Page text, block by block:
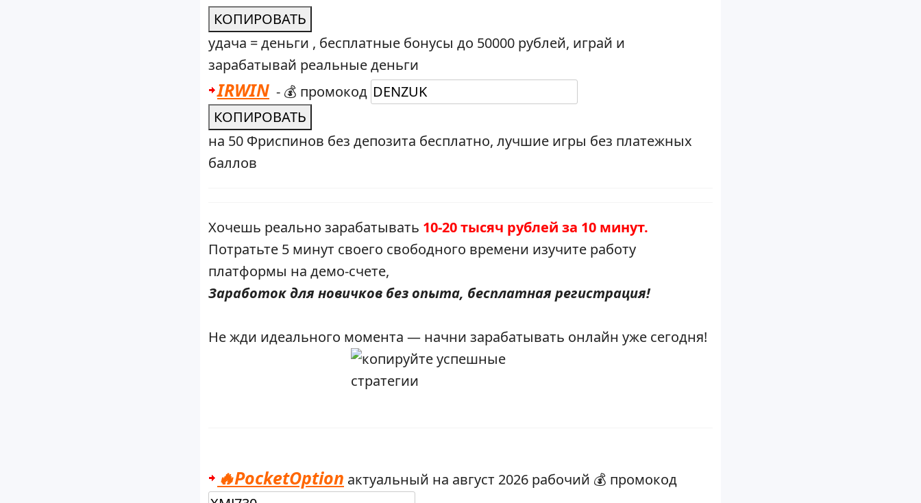
КОПИРОВАТЬ
удача = деньги , бесплатные бонусы до 50000 рублей, играй и
зарабатывай реальные деньги
IRWIN - 💰 промокод
КОПИРОВАТЬ
на 50 Фриспинов без депозита бесплатно, лучшие игры без платежных
баллов
Хочешь реально зарабатывать 10-20 тысяч рублей за 10 минут.
Потратьте 5 минут своего свободного времени изучите работу
платформы на демо-счете,
Заработок для новичков без опыта, бесплатная регистрация!
Не жди идеального момента — начни зарабатывать онлайн уже сегодня!
🔥PocketOption актуальный на август 2026 рабочий 💰 промокод